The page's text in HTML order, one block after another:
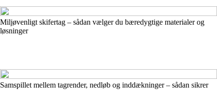
Miljøvenligt skifertag – sådan vælger du bæredygtige materialer og
løsninger
Samspillet mellem tagrender, nedløb og inddækninger – sådan sikrer